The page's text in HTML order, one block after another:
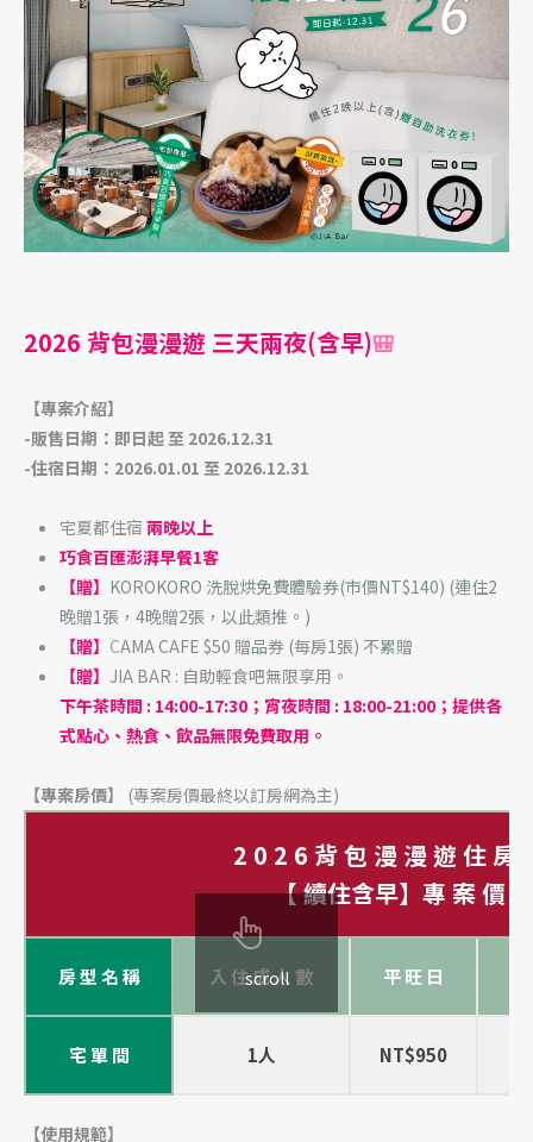
2026 背包漫漫遊 三天兩夜(含早)🎒
【專案介紹】
-販售日期：即日起 至 2026.12.31
-住宿日期：2026.01.01 至 2026.12.31
宅夏都住宿 兩晚以上
巧食百匯澎湃早餐1客
【贈】 KOROKORO 洗脫烘免費體驗券(市價NT$140) (連住2
晚贈1張，4晚贈2張，以此類推。)
【贈】 CAMA CAFE $50 贈品券 (每房1張) 不累贈
【贈】 JIA BAR : 自助輕食吧無限享用。
下午茶時間 : 14:00-17:30；宵夜時間 : 18:00-21:00；提供各
式點心、熱食、飲品無限免費取用。
【專案房價】 (專案房價最終以訂房網為主)
scroll
2 0 2 6 背 包 漫 漫 遊 住 房
【 續住含早】 專 案 價
房 型 名 稱 入 住 成 人 數 平 旺 日
宅 單 間 1人 NT$950
【使用規範】